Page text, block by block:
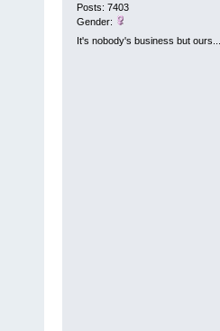
Posts: 7403
Gender:
It's nobody's business but ours...